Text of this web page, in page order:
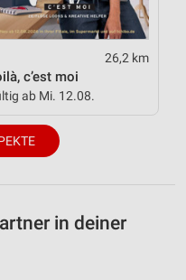
26,2 km
c’est moi
ab Mi. 12.08.
in deiner